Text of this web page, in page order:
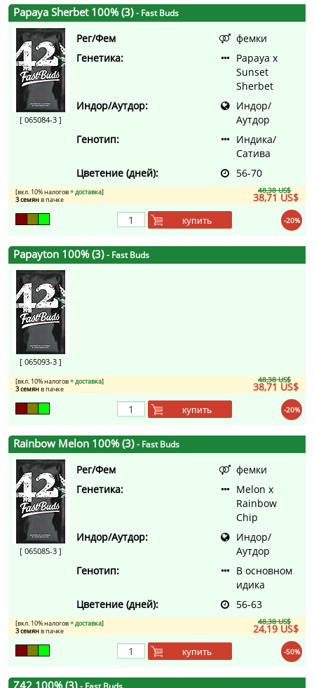
Papaya Sherbet 100% (3)- Fast Buds
[ 065084-3 ]
Рег/Фем
фемки
Генетика:
Papaya x
Sunset
Sherbet
Индор/Аутдор:
Индор/
Аутдор
Генотип:
Индика/
Сатива
Цветение (дней):
56-70
48,38 US$
38,71 US$
[вкл. 10% налогов+ доставка]
3 семянв пачке
-20%
купить
Papayton 100% (3)- Fast Buds
[ 065093-3 ]
48,38 US$
38,71 US$
[вкл. 10% налогов+ доставка]
3 семянв пачке
-20%
купить
Rainbow Melon 100% (3)- Fast Buds
[ 065085-3 ]
Рег/Фем
фемки
Генетика:
Melon x
Rainbow
Chip
Индор/Аутдор:
Индор/
Аутдор
Генотип:
В основном
идика
Цветение (дней):
56-63
48,38 US$
24,19 US$
[вкл. 10% налогов+ доставка]
3 семянв пачке
-50%
купить